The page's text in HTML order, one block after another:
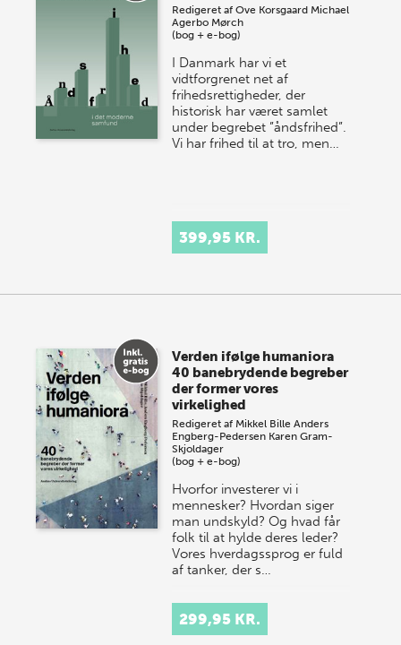
Redigeret afOve Korsgaard Michael
Agerbo Mørch
(bog + e-bog)
I Danmark har vi et
vidtforgrenet net af
frihedsrettigheder, der
historisk har været samlet
under begrebet ”åndsfrihed”.
Vi har frihed til at tro, men…
399,95 KR.
Verden ifølge humaniora
40 banebrydende begreber
der former vores
virkelighed
Redigeret af Mikkel Bille Anders
Engberg-Pedersen Karen Gram-
Skjoldager
(bog + e-bog)
Hvorfor investerer vi i
mennesker? Hvordan siger
man undskyld? Og hvad får
folk til at hylde deres leder?
Vores hverdagssprog er fuld
af tanker, der s…
299,95 KR.